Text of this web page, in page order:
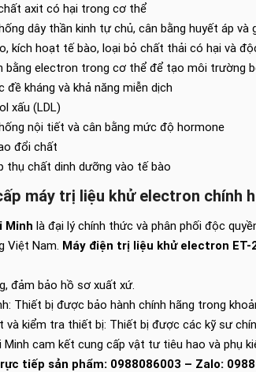
axit có hại trong cơ thể​
dây thần kinh tự chủ, cân bằng huyết áp và
kích hoạt tế bào, loại bỏ chất thải có hại và
bằng electron trong cơ thể để tạo môi trường
đề kháng và khả năng miễn dịch​
xấu (LDL)​
nội tiết và cân bằng mức độ hormone
đổi chất​
thụ chất dinh dưỡng vào tế bào
máy trị liệu khử electron chính
Minh là đại lý chính thức và phân phối độc
Việt Nam. Máy điện trị liệu khử electron ET-
đảm bảo hồ sơ xuất xứ.
Thiết bị được bảo hành chính hãng trong
và kiểm tra thiết bị: Thiết bị được các kỹ sư
Minh cam kết cung cấp vật tư tiêu hao và phụ
tiếp sản phẩm: 0988086003 – Zalo: